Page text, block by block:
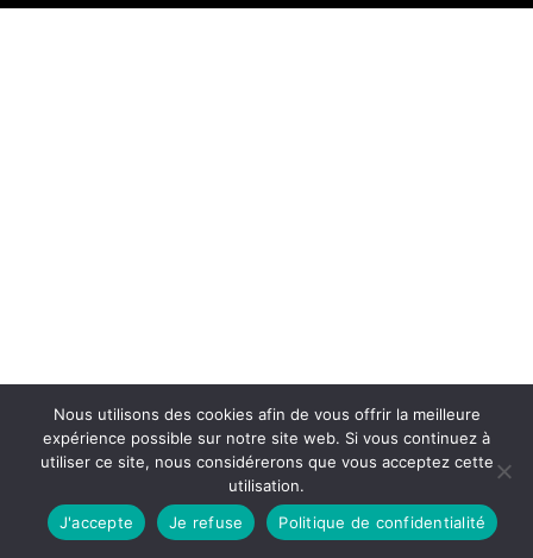
Nous utilisons des cookies afin de vous offrir la meilleure
expérience possible sur notre site web. Si vous continuez à
utiliser ce site, nous considérerons que vous acceptez cette
utilisation.
J'accepte
Je refuse Politique de confidentialité